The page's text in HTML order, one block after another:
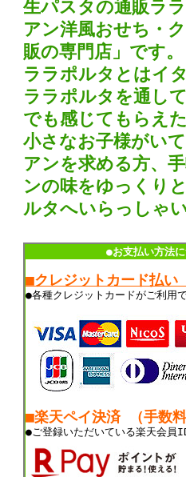
生パスタの通販ラ
アン洋風おせち・
販の専門店」です。
ララポルタとはイ
ララポルタを通し
でも感じてもらえ
小さなお子様がい
アンを求める方、
ンの味をゆっくり
ルタへいらっしゃ
●お支払い方法
■クレジットカード払い
●各種クレジットカードがご利用
■楽天ペイ決済 （手数
●ご登録いただいている楽天会員